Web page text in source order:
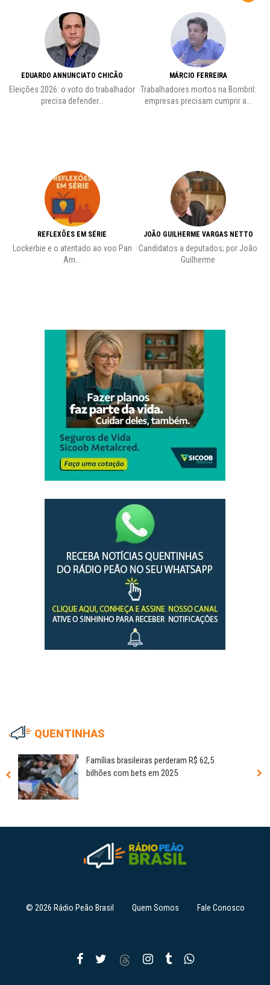
EDUARDO ANNUNCIATO CHICÃO
Eleições 2026: o voto do trabalhador
precisa defender...
REFLEXÕES EM SÉRIE
Lockerbie e o atentado ao voo Pan
Am...
MÁRCIO FERREIRA
Trabalhadores mortos na Bombril:
empresas precisam cumprir a...
JOÃO GUILHERME VARGAS NETTO
Candidatos a deputados; por João
Guilherme
QUENTINHAS
Famílias brasileiras perderam R$ 62,5
bilhões com bets em 2025
© 2026 Rádio Peão Brasil Quem Somos Fale Conosco